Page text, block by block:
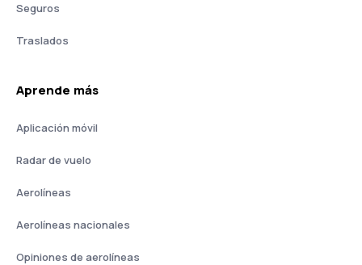
Seguros
Traslados
Aprende más
Aplicación móvil
Radar de vuelo
Aerolíneas
Aerolíneas nacionales
Opiniones de aerolíneas